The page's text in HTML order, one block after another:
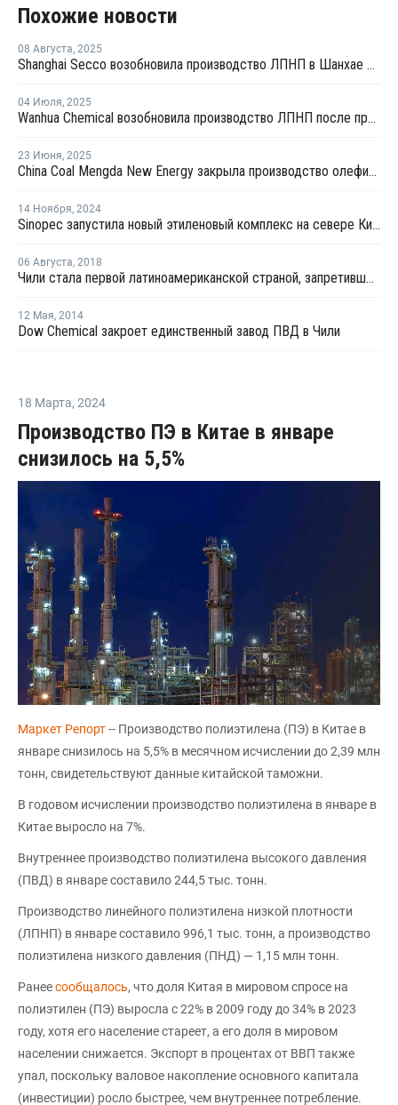
Похожие новости
08 Августа, 2025
Shanghai Secco возобновила производство ЛПНП в Шанхае после ремонта
04 Июля, 2025
Wanhua Chemical возобновила производство ЛПНП после профилактики
23 Июня, 2025
China Coal Mengda New Energy закрыла производство олефинов на ремонт
14 Ноября, 2024
Sinopec запустила новый этиленовый комплекс на севере Китая
06 Августа, 2018
Чили стала первой латиноамериканской страной, запретившей полиэтиленовые пакеты
12 Мая, 2014
Dow Chemical закроет единственный завод ПВД в Чили
18 Марта, 2024
Производство ПЭ в Китае в январе
снизилось на 5,5%
Маркет Репорт-- Производство полиэтилена (ПЭ) в Китае в
январе снизилось на 5,5% в месячном исчислении до 2,39 млн
тонн, свидетельствуют данные китайской таможни.
В годовом исчислении производство полиэтилена в январе в
Китае выросло на 7%.
Внутреннее производство полиэтилена высокого давления
(ПВД) в январе составило 244,5 тыс. тонн.
Производство линейного полиэтилена низкой плотности
(ЛПНП) в январе составило 996,1 тыс. тонн, а производство
полиэтилена низкого давления (ПНД) — 1,15 млн тонн.
Ранеесообщалось, что доля Китая в мировом спросе на
полиэтилен (ПЭ) выросла с 22% в 2009 году до 34% в 2023
году, хотя его население стареет, а его доля в мировом
населении снижается. Экспорт в процентах от ВВП также
упал, поскольку валовое накопление основного капитала
(инвестиции) росло быстрее, чем внутреннее потребление.